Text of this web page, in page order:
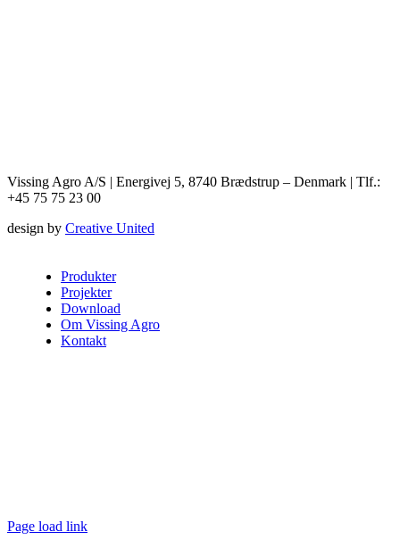
Vissing Agro A/S | Energivej 5, 8740 Brædstrup – Denmark | Tlf.:
+45 75 75 23 00
design by Creative United
Produkter
Projekter
Download
Om Vissing Agro
Kontakt
Page load link